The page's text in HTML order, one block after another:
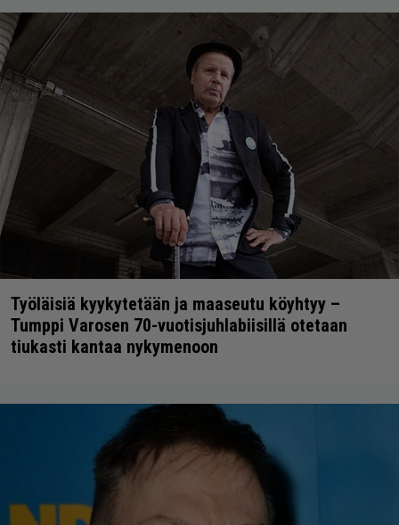
Työläisiä kyykytetään ja maaseutu köyhtyy –
Tumppi Varosen 70-vuotisjuhlabiisillä otetaan
tiukasti kantaa nykymenoon